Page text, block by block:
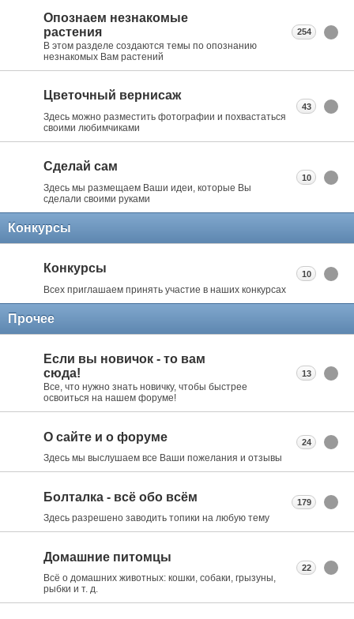
Опознаем незнакомые
растения
В этом разделе создаются темы по опознанию
незнакомых Вам растений
254
Цветочный вернисаж
Здесь можно разместить фотографии и похвастаться
своими любимчиками
43
Сделай сам
Здесь мы размещаем Ваши идеи, которые Вы
сделали своими руками
10
Конкурсы
Конкурсы
Всех приглашаем принять участие в наших конкурсах
10
Прочее
Если вы новичок - то вам
сюда!
Все, что нужно знать новичку, чтобы быстрее
освоиться на нашем форуме!
13
О сайте и о форуме
Здесь мы выслушаем все Ваши пожелания и отзывы
24
Болталка - всё обо всём
Здесь разрешено заводить топики на любую тему
179
Домашние питомцы
Всё о домашних животных: кошки, собаки, грызуны,
рыбки и т. д.
22